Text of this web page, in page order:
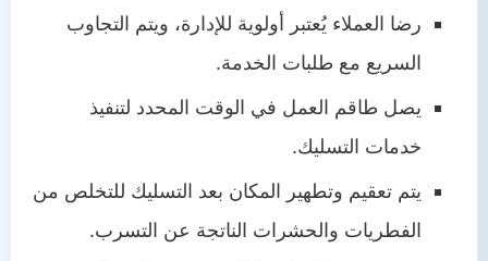
رضا العملاء يُعتبر أولوية للإدارة، ويتم التجاوب
السريع مع طلبات الخدمة.
يصل طاقم العمل في الوقت المحدد لتنفيذ
خدمات التسليك.
يتم تعقيم وتطهير المكان بعد التسليك للتخلص من
الفطريات والحشرات الناتجة عن التسرب.